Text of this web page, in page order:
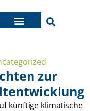
zur
künftige klimatische